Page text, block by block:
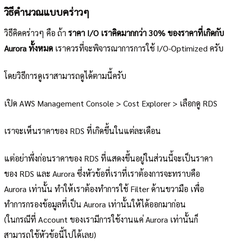
วิธีคำนวณแบบคร่าวๆ
วิธีคิดคร่าวๆ คือ ถ้า ราคา I/O เราคิดมากกว่า 30% ของราคาที่เกิดกับ
Aurora ทั้งหมด เราควรที่จะพิจารณาการการใช้ I/O-Optimized ครับ
โดยวิธีการดูเราสามารถดูได้ตามนี้ครับ
เปิด AWS Management Console > Cost Explorer > เลือกดู RDS
เราจะเห็นราคาของ RDS ที่เกิดขึ้นในแต่ละเดือน
แต่อย่าพึ่งก่อนราคาของ RDS ที่แสดงขึ้นอยู่ในส่วนนี้จะเป็นราคา
ของ RDS และ Aurora ซึ่งหัวข้อที่เราที่เราต้องการจะทราบคือ
Aurora เท่านั้น ทำให้เราต้องทำการใช้ Filter ด้านขวามือ เพื่อ
ทำการกรองข้อมูลที่เป็น Aurora เท่านั้นให้ได้ออกมาก่อน
(ในกรณีที่ Account ของเรามีการใช้งานแค่ Aurora เท่านั้นก็
สามารถใช้หัวข้อนี้ไปได้เลย)